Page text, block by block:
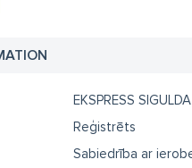
EKSPRESS SIGULDA
Reģistrēts
Sabiedrība ar